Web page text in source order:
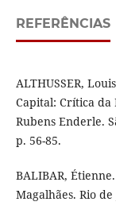
REFERÊNCIAS
ALTHUSSER,
Capital: Crítica da
Rubens Enderle.
p. 56-85.
BALIBAR,
Magalhães. Rio